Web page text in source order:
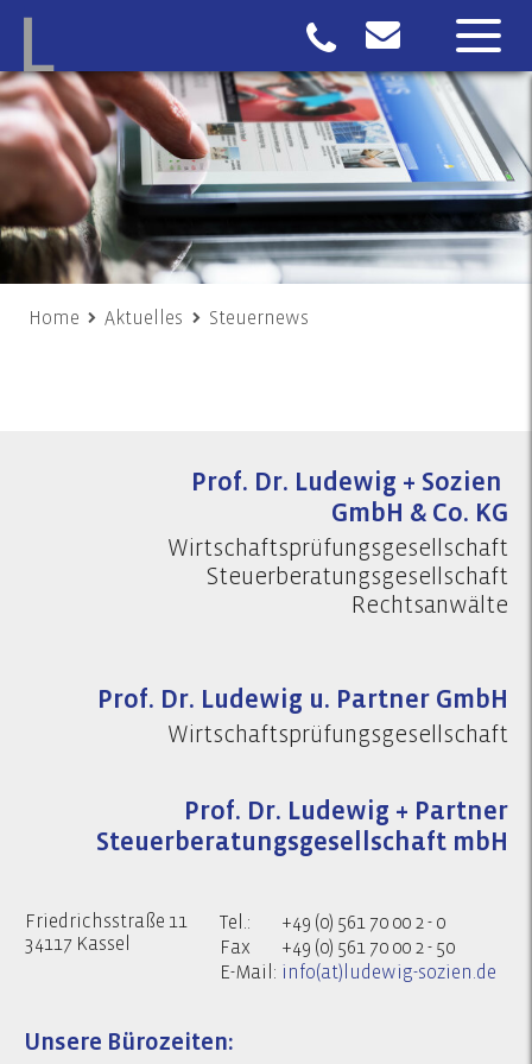
Home Aktuelles Steuernews
Prof. Dr. Ludewig + Sozien
GmbH & Co. KG
Wirtschaftsprüfungsgesellschaft
Steuerberatungsgesellschaft
Rechtsanwälte
Prof. Dr. Ludewig u. Partner GmbH
Wirtschaftsprüfungsgesellschaft
Prof. Dr. Ludewig + Partner
Steuerberatungsgesellschaft mbH
Friedrichsstraße 11
34117 Kassel
Tel.:
+49 (0) 561 70 00 2 - 0
Fax
+49 (0) 561 70 00 2 - 50
E-Mail: info(at)ludewig-sozien.de
Unsere Bürozeiten: